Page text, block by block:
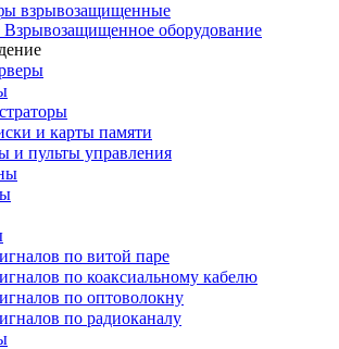
взрывозащищенные
Взрывозащищенное оборудование
и карты памяти
и пульты управления
по витой паре
по коаксиальному кабелю
по оптоволокну
по радиоканалу